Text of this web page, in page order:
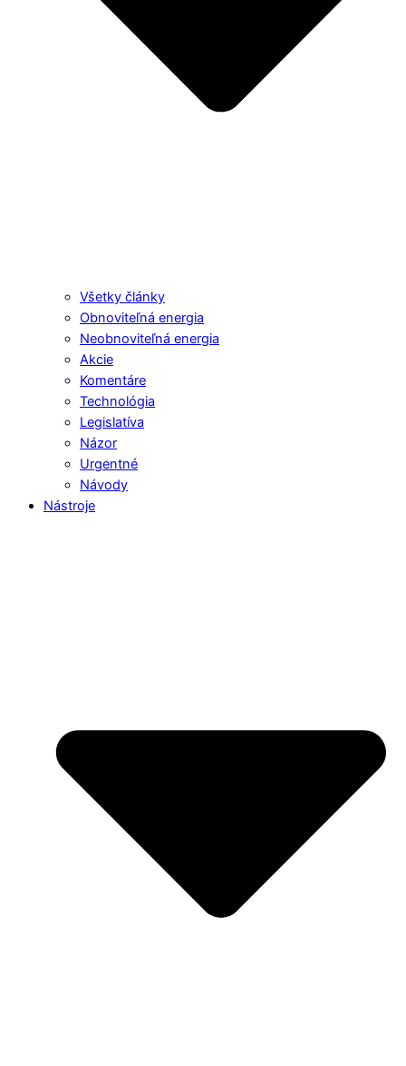
Všetky články
Obnoviteľná energia
Neobnoviteľná energia
Akcie
Komentáre
Technológia
Legislatíva
Názor
Urgentné
Návody
Nástroje